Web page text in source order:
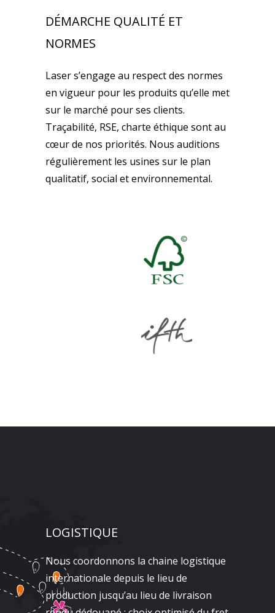
DÉMARCHE QUALITÉ ET
NORMES
Laser s’engage au respect des normes
en vigueur pour les produits qu’elle met
sur le marché pour ses clients.
Traçabilité, RSE, charte éthique sont au
cœur de nos priorités. Nous auditions
régulièrement les usines sur le plan
qualitatif, social et environnemental.
LOGISTIQUE
Nous coordonnons la chaine logistique
internationale depuis le lieu de
production jusqu’au lieu de livraison